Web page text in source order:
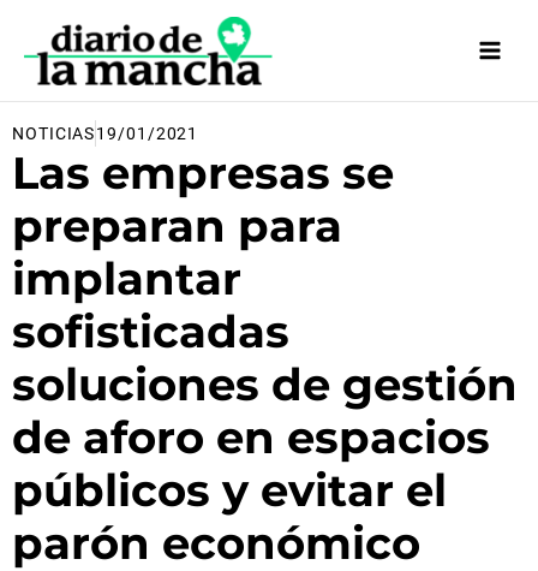
contenido
NOTICIAS19/01/2021
Las empresas se
preparan para
implantar
sofisticadas
soluciones de gestión
de aforo en espacios
públicos y evitar el
parón económico